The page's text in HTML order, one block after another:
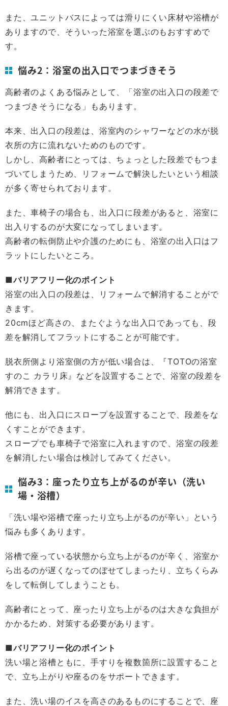
また、ユニットバスによっては滑りにくい床材や浴槽が
ありますので、そういった浴室を選ぶのもおすすめで
す。
悩み2：浴室の出入口でつまづきそう
高齢者のよくある悩みとして、「浴室の出入口の段差で
つまづきそうになる」もあります。
本来、出入口の段差は、浴室内のシャワーなどの水が脱
衣所の方に流れないためのものです。
しかし、高齢者にとっては、ちょっとした段差でもつま
づいてしまうため、リフォームで解決したいという相談
が多く寄せられております。
また、車椅子の場合も、出入口に段差があると、浴室に
出入りするのが大変になってしまいます。
高齢者の転倒防止や介護のためにも、浴室の出入口はフ
ラットにしたいところ。
■バリアフリー化のポイント
浴室の出入口の段差は、リフォームで解消することがで
きます。
20cmほど高さの、またぐような出入口であっても、段
差を解消してフラットにすることが可能です。
脱衣所側より浴室側の方が低い場合は、『TOTOの浴室
すのこ カラリ床』などを設置することで、浴室の段差を
解消できます。
他にも、出入口にスロープを設置することで、段差をな
くすことができます。
スロープでも車椅子で浴室に入れますので、浴室の段差
を解消したい場合は検討してみてください。
悩み3：座ったり立ち上がるのが辛い（洗い
場・浴槽）
「洗い場や浴槽で座ったり立ち上がるのが辛い」という
悩みも多くあります。
浴槽で座っている状態から立ち上がるのが辛く、浴室か
ら出るのが遅くなってのぼせてしまったり、立ちくらみ
をして転倒してしまうことも。
高齢者にとって、座ったり立ち上がるのは大きな負担が
かかるため、対策する必要があります。
■バリアフリー化のポイント
洗い場と浴槽ともに、手すりを複数箇所に設置すること
で、立ち上がりや座るのをサポートできます。
また、洗い場のイスを高さのあるものにすることで、座